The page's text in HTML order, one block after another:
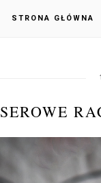
STRONA GŁÓWNA
SEROWE